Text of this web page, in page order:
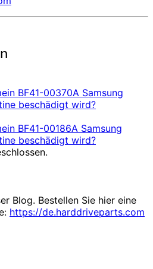
BF41-00370A Samsung
beschädigt wird?
BF41-00186A Samsung
beschädigt wird?
Blog. Bestellen Sie hier eine
https://de.harddriveparts.com